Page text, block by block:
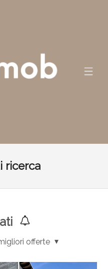
ricerca
offerte